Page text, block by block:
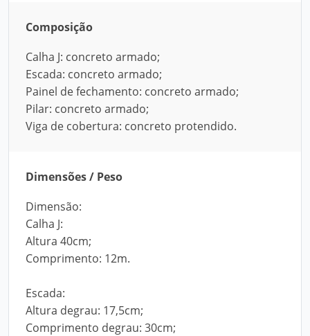
Composição
Calha J: concreto armado;
Escada: concreto armado;
Painel de fechamento: concreto armado;
Pilar: concreto armado;
Viga de cobertura: concreto protendido.
Dimensões / Peso
Dimensão:
Calha J:
Altura 40cm;
Comprimento: 12m.
Escada:
Altura degrau: 17,5cm;
Comprimento degrau: 30cm;